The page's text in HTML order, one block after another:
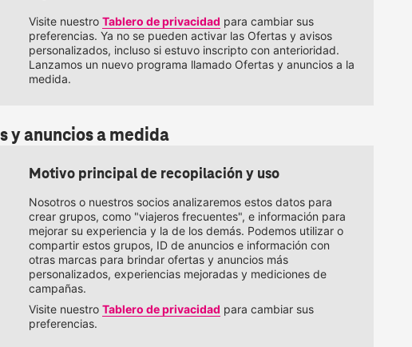
Visite nuestro Tablero de privacidad para cambiar sus
preferencias. Ya no se pueden activar las Ofertas y avisos
personalizados, incluso si estuvo inscripto con anterioridad.
Lanzamos un nuevo programa llamado Ofertas y anuncios a la
medida.
y anuncios a medida
Motivo principal de recopilación y uso
Nosotros o nuestros socios analizaremos estos datos para
crear grupos, como "viajeros frecuentes", e información para
mejorar su experiencia y la de los demás. Podemos utilizar o
compartir estos grupos, ID de anuncios e información con
otras marcas para brindar ofertas y anuncios más
personalizados, experiencias mejoradas y mediciones de
campañas.
Visite nuestro Tablero de privacidad para cambiar sus
preferencias.